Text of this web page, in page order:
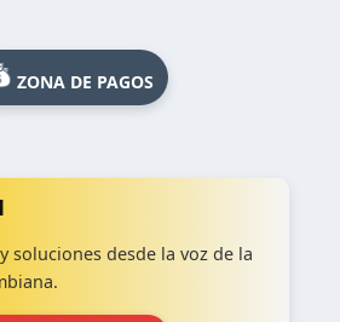
ZONA DE PAGOS
soluciones desde la voz de la